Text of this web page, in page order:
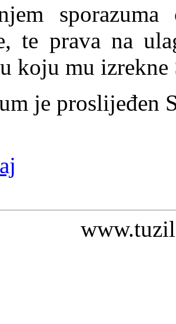
te prava na
koju mu
je proslijeđen